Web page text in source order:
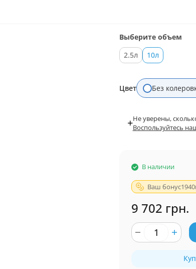
Выберите объем
2.5л
10л
Цвет Без
+Не уверены,
Воспользуйтесь
В наличии
Ваш бонус1940
9 702 грн.